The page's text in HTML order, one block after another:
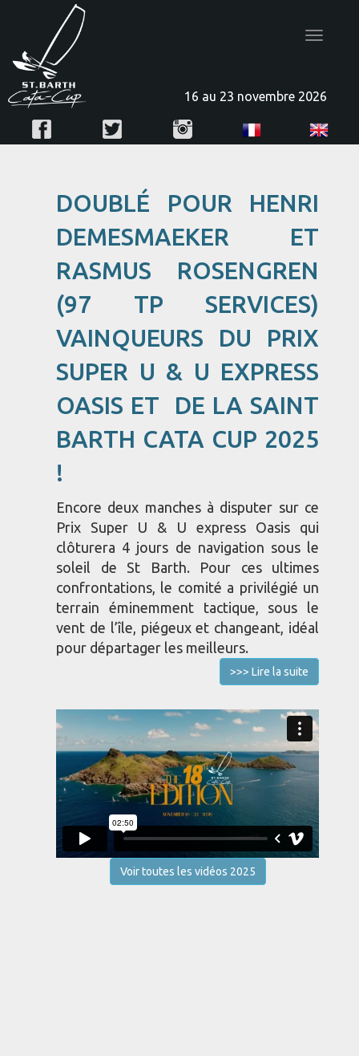
Toggle
16 au 23 novembre 2026
DOUBLÉ POUR HENRI
DEMESMAEKER ET
RASMUS ROSENGREN
(97 TP SERVICES)
VAINQUEURS DU PRIX
SUPER U & U EXPRESS
OASIS ET DE LA SAINT
BARTH CATA CUP 2025
!
Encore deux manches à disputer sur ce
Prix Super U & U express Oasis qui
clôturera 4 jours de navigation sous le
soleil de St Barth. Pour ces ultimes
confrontations, le comité a privilégié un
terrain éminemment tactique, sous le
vent de l’île, piégeux et changeant, idéal
pour départager les meilleurs.
>>> Lire la suite
Voir toutes les vidéos 2025